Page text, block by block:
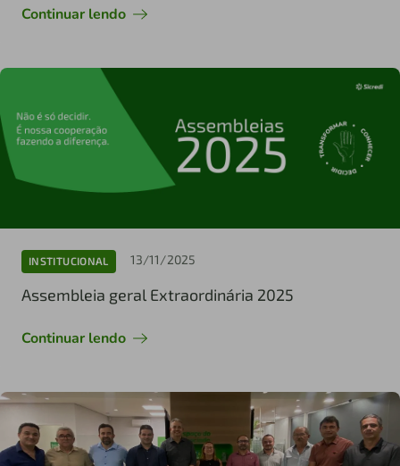
Continuar lendo
INSTITUCIONAL 13/11/2025
Assembleia geral Extraordinária 2025
Continuar lendo